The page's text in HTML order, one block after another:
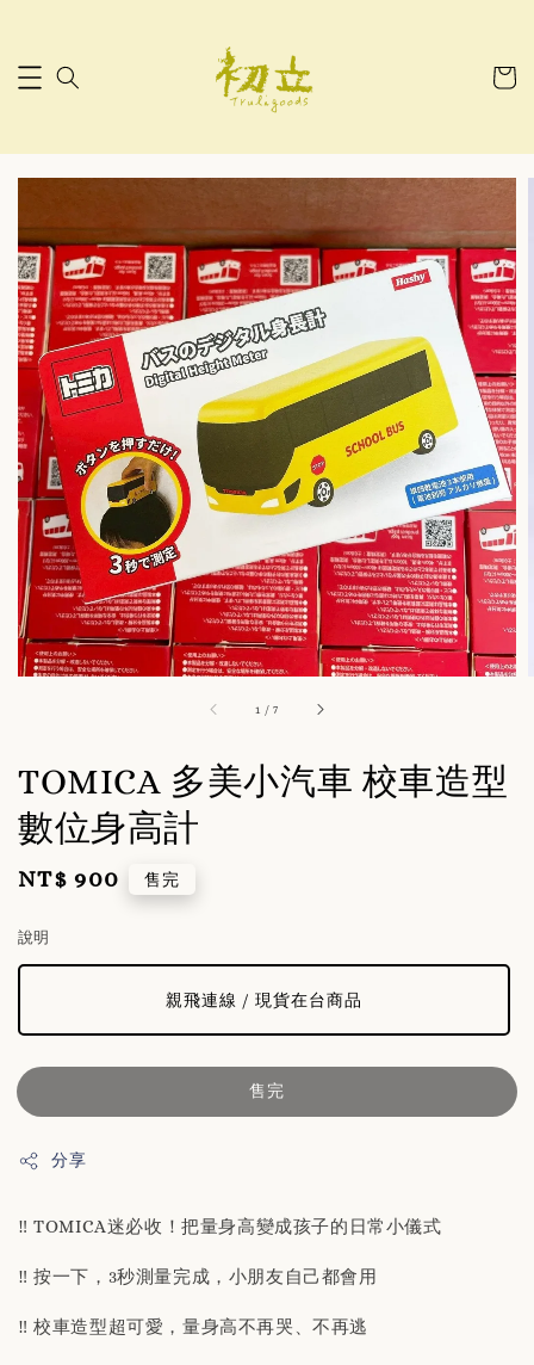
1 /7
TOMICA 多美小汽車 校車造型
數位身高計
Regular
NT$ 900 售完
說明
親飛連線 / 現貨在台商品
售完
分享
‼️ TOMICA迷必收！把量身高變成孩子的日常小儀式
‼️ 按一下，3秒測量完成，小朋友自己都會用
‼️ 校車造型超可愛，量身高不再哭、不再逃